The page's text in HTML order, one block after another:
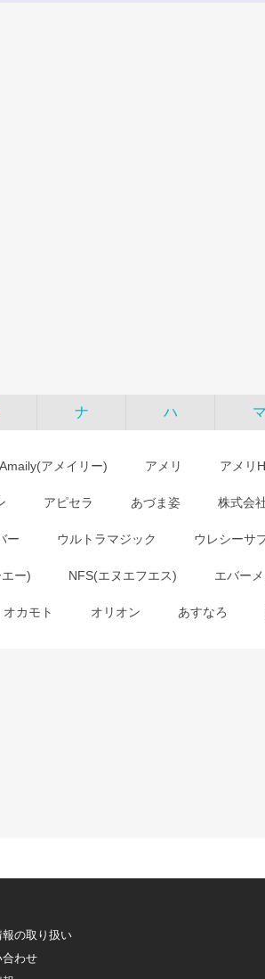
ナ ハ マ
Amaily(アメイリー) アメリ アメリ
アピセラ あづま姿 株式会
ー ウルトラマジック ウレシーサ
ー) NFS(エヌエフエス) エバー
オカモト オリオン あすなろ
報の取り扱い
合わせ